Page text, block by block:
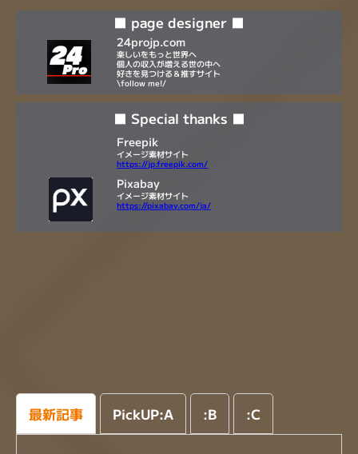
■ page designer ■
24projp.com
楽しいをもっと世界へ
個人の収入が増える世の中へ
好きを見つける＆推すサイト
\follow me!/
■ Special thanks ■
Freepik
イメージ素材サイト
https://jp.freepik.com/
Pixabay
イメージ素材サイト
https://pixabay.com/ja/
最新記事 PickUP:A :B :C